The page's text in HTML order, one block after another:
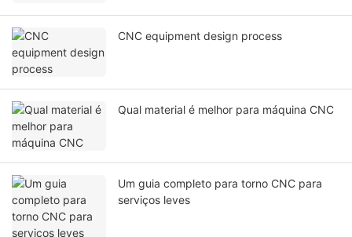
CNC equipment design process
Qual material é melhor para máquina CNC
Um guia completo para torno CNC para
serviços leves